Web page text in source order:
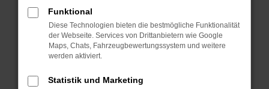
anderen Browser oder in einem privaten
Fenster?
Starte dein Gerät neu.
vorübergehende Probleme zu beheben.
Funktional
Diese Technologien bieten die bestmögliche Funktionalität
der Webseite. Services von Drittanbietern wie Google
Maps, Chats, Fahrzeugbewertungssystem und weitere
werden aktiviert.
Statistik und Marketing